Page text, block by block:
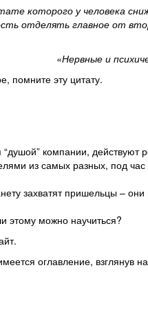
О
которого у человека
отделять главное от
«Нервные и
помните эту цитату.
“душой” компании,
из самых разных, под
захватят пришельцы –
этому можно научиться?
оглавление, взглянув